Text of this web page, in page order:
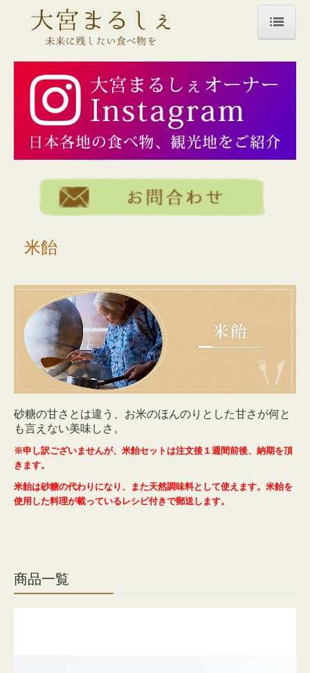
商品一覧
薬売りのねり黒ごま
あま酒
ジュース
うどん・そば
はちみつ・ジャム
味噌
お菓子
餃子
産直フルーツ
直売店のご案内
まるしぇ旅行倶楽部
米飴
砂糖の甘さとは違う、お米のほんのりとした甘さが何と
も言えない美味しさ。
※申し訳ございませんが、米飴セットは注文後１ 週間前後、納期を頂
きます。
米飴は砂糖の代わりになり、また天然調味料として使えます。米飴を
使用した料理が載っているレシピ付きで郵送します。
商品一覧